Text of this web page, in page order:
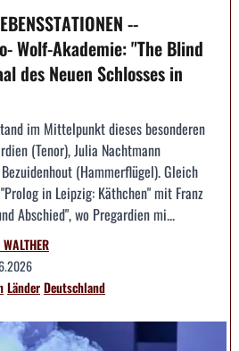
--
Wolf-Akademie: "The Blind
des Neuen Schlosses in
im Mittelpunkt dieses besonderen
(Tenor), Julia Nachtmann
(Hammerflügel). Gleich
in Leipzig: Käthchen" mit Franz
Abschied", wo Pregardien mi...
LänderDeutschland